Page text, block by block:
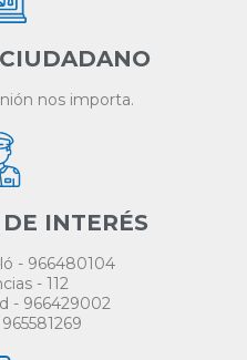
nos importa.
INTERÉS
- 966480104
- 112
- 966429002